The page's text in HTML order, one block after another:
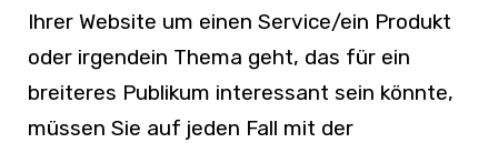
Ihrer Website um einen Service/ein Produkt
oder irgendein Thema geht, das für ein
breiteres Publikum interessant sein könnte,
müssen Sie auf jeden Fall mit der